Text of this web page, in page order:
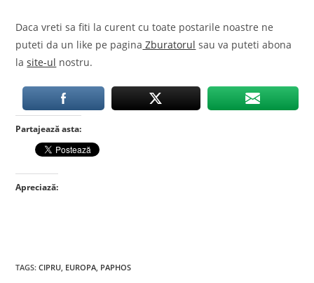
Daca vreti sa fiti la curent cu toate postarile noastre ne
puteti da un like pe pagina Zburatorul sau va puteti abona
lasite-ul nostru.
Partajează asta:
Apreciază:
TAGS:CIPRU, EUROPA, PAPHOS